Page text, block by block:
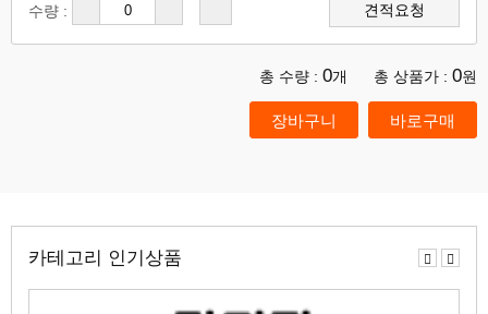
수량 :
견적요청
총 수량 : 0개 총 상품가 : 0원
카테고리 인기상품
이
다